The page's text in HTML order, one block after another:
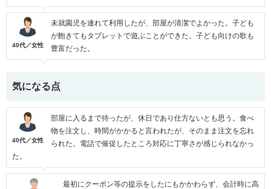
40代／女性
未就園児を連れて利用したが、部屋が清潔でよかった。子ども
が飽きてもタブレットで遊ぶことができた。子ども向けの歌も
豊富だった。
気になる点
40代／女性
部屋に入るまで待ったが、休日であり仕方ないとも思う。食べ
物を注文し、時間がかかると言われたが、そのまま注文を忘れ
られた。電話で催促したところ対応に丁寧さが感じられなかっ
た。
最初にクーポン等の提示をしたにもかかわらず、会計時に高